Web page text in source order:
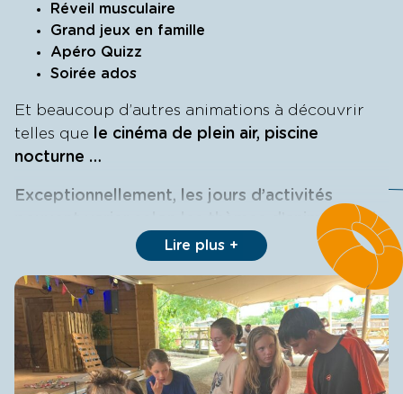
Réveil musculaire
Grand jeux en famille
Apéro Quizz
Soirée ados
Lire plus
Et beaucoup d’autres animations à découvrir
telles que le cinéma de plein air, piscine
nocturne …
Exceptionnellement, les jours d’activités
peuvent varier selon les thèmes d’animation de
chaque semaine.
N’hésitez pas à vous
A votre arrivée aucamping proche du Puy du
Fou, nous vous remettons un planning des
animations et sorties complet et varié !